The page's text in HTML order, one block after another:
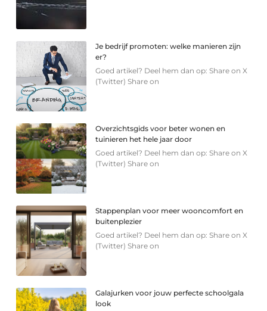
Je bedrijf promoten: welke manieren zijn
er?
Goed artikel? Deel hem dan op: Share on X
(Twitter) Share on
Overzichtsgids voor beter wonen en
tuinieren het hele jaar door
Goed artikel? Deel hem dan op: Share on X
(Twitter) Share on
Stappenplan voor meer wooncomfort en
buitenplezier
Goed artikel? Deel hem dan op: Share on X
(Twitter) Share on
Galajurken voor jouw perfecte schoolgala
look